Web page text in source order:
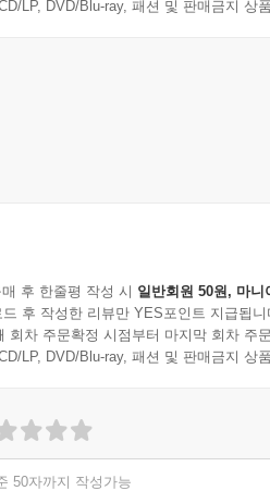
LP, DVD/Blu-ray, 패션 및 판매금지 상
후 한줄평 작성 시 일반회원 50원, 마니
후 작성한 리뷰만 YES포인트 지급됩니
회차 주문확정 시점부터 마지막 회차 주
LP, DVD/Blu-ray, 패션 및 판매금지 상
50자까지 작성가능